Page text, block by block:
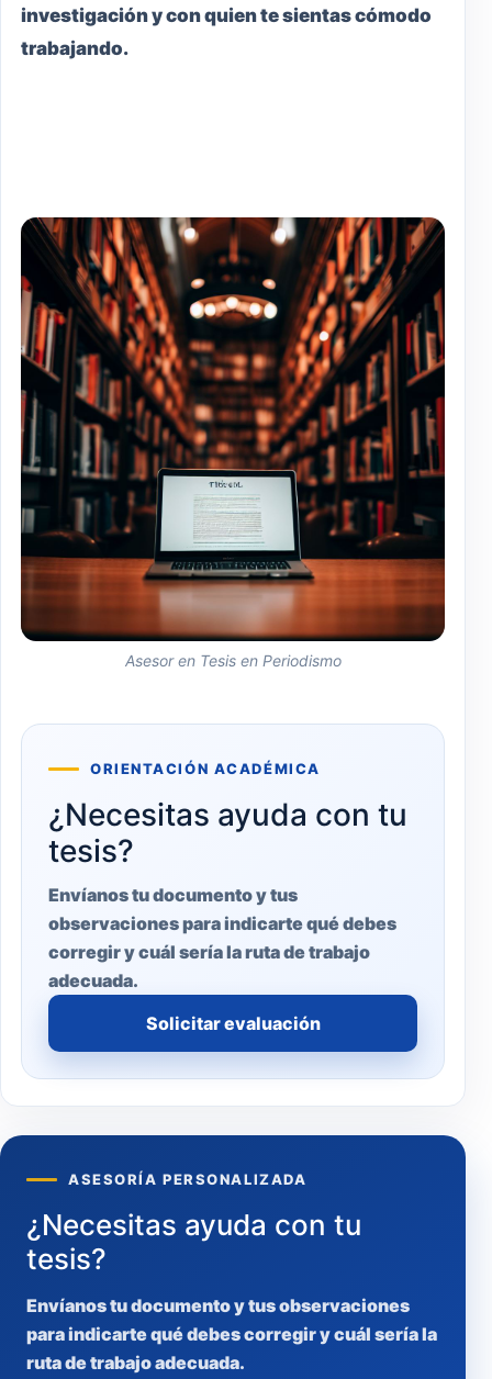
investigación y con quien te sientas cómodo
trabajando.
Asesor en Tesis en Periodismo
ORIENTACIÓN ACADÉMICA
¿Necesitas ayuda con tu
tesis?
Envíanos tu documento y tus
observaciones para indicarte qué debes
corregir y cuál sería la ruta de trabajo
adecuada.
Solicitar evaluación
ASESORÍA PERSONALIZADA
¿Necesitas ayuda con tu
tesis?
Envíanos tu documento y tus observaciones
para indicarte qué debes corregir y cuál sería la
ruta de trabajo adecuada.